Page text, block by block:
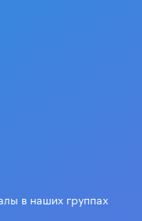
в наших группах